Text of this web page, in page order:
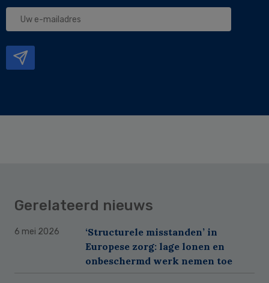
Uw
Gerelateerd nieuws
6 mei 2026
‘Structurele misstanden’ in
Europese zorg: lage lonen en
onbeschermd werk nemen toe